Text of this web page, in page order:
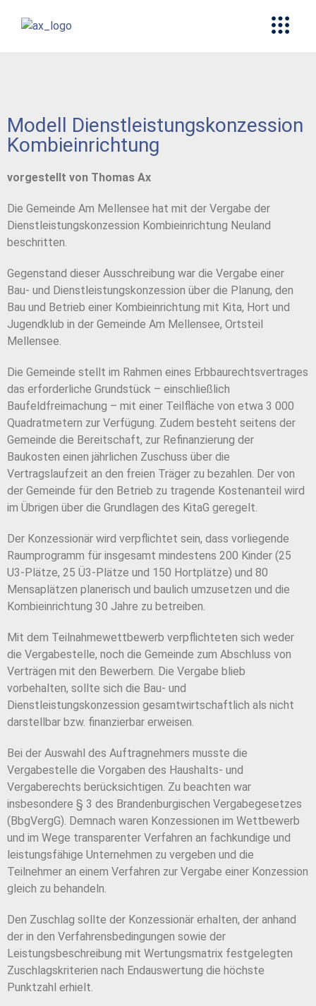
Modell Dienstleistungskonzession
Kombieinrichtung
vorgestellt von Thomas Ax
Die Gemeinde Am Mellensee hat mit der Vergabe der
Dienstleistungskonzession Kombieinrichtung Neuland
beschritten.
Gegenstand dieser Ausschreibung war die Vergabe einer
Bau- und Dienstleistungskonzession über die Planung, den
Bau und Betrieb einer Kombieinrichtung mit Kita, Hort und
Jugendklub in der Gemeinde Am Mellensee, Ortsteil
Mellensee.
Die Gemeinde stellt im Rahmen eines Erbbaurechtsvertrages
das erforderliche Grundstück – einschließlich
Baufeldfreimachung – mit einer Teilfläche von etwa 3 000
Quadratmetern zur Verfügung. Zudem besteht seitens der
Gemeinde die Bereitschaft, zur Refinanzierung der
Baukosten einen jährlichen Zuschuss über die
Vertragslaufzeit an den freien Träger zu bezahlen. Der von
der Gemeinde für den Betrieb zu tragende Kostenanteil wird
im Übrigen über die Grundlagen des KitaG geregelt.
Der Konzessionär wird verpflichtet sein, dass vorliegende
Raumprogramm für insgesamt mindestens 200 Kinder (25
U3-Plätze, 25 Ü3-Plätze und 150 Hortplätze) und 80
Mensaplätzen planerisch und baulich umzusetzen und die
Kombieinrichtung 30 Jahre zu betreiben.
Mit dem Teilnahmewettbewerb verpflichteten sich weder
die Vergabestelle, noch die Gemeinde zum Abschluss von
Verträgen mit den Bewerbern. Die Vergabe blieb
vorbehalten, sollte sich die Bau- und
Dienstleistungskonzession gesamtwirtschaftlich als nicht
darstellbar bzw. finanzierbar erweisen.
Bei der Auswahl des Auftragnehmers musste die
Vergabestelle die Vorgaben des Haushalts- und
Vergaberechts berücksichtigen. Zu beachten war
insbesondere § 3 des Brandenburgischen Vergabegesetzes
(BbgVergG). Demnach waren Konzessionen im Wettbewerb
und im Wege transparenter Verfahren an fachkundige und
leistungsfähige Unternehmen zu vergeben und die
Teilnehmer an einem Verfahren zur Vergabe einer Konzession
gleich zu behandeln.
Den Zuschlag sollte der Konzessionär erhalten, der anhand
der in den Verfahrensbedingungen sowie der
Leistungsbeschreibung mit Wertungsmatrix festgelegten
Zuschlagskriterien nach Endauswertung die höchste
Punktzahl erhielt.